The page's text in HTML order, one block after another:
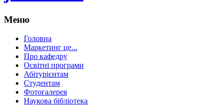
Меню
Головна
Маркетинг це...
Про кафедру
Освітні програми
Абітурієнтам
Студентам
Фотогалерея
Наукова бібліотека